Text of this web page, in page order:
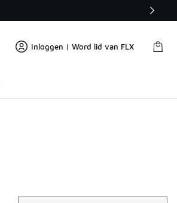
Inloggen | Word lid van FLX